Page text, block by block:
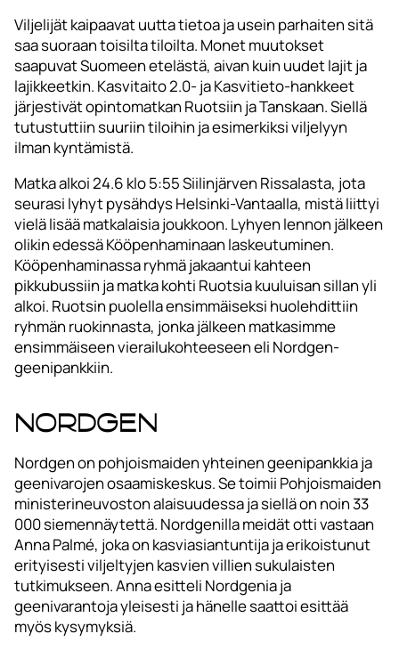
Viljelijät kaipaavat uutta tietoa ja usein parhaiten sitä
saa suoraan toisilta tiloilta. Monet muutokset
saapuvat Suomeen etelästä, aivan kuin uudet lajit ja
lajikkeetkin. Kasvitaito 2.0- ja Kasvitieto-hankkeet
järjestivät opintomatkan Ruotsiin ja Tanskaan. Siellä
tutustuttiin suuriin tiloihin ja esimerkiksi viljelyyn
ilman kyntämistä.
Matka alkoi 24.6 klo 5:55 Siilinjärven Rissalasta, jota
seurasi lyhyt pysähdys Helsinki-Vantaalla, mistä liittyi
vielä lisää matkalaisia joukkoon. Lyhyen lennon jälkeen
olikin edessä Kööpenhaminaan laskeutuminen.
Kööpenhaminassa ryhmä jakaantui kahteen
pikkubussiin ja matka kohti Ruotsia kuuluisan sillan yli
alkoi. Ruotsin puolella ensimmäiseksi huolehdittiin
ryhmän ruokinnasta, jonka jälkeen matkasimme
ensimmäiseen vierailukohteeseen eli Nordgen-
geenipankkiin.
Nordgen
Nordgen on pohjoismaiden yhteinen geenipankkia ja
geenivarojen osaamiskeskus. Se toimii Pohjoismaiden
ministerineuvoston alaisuudessa ja siellä on noin 33
000 siemennäytettä. Nordgenilla meidät otti vastaan
Anna Palmé, joka on kasviasiantuntija ja erikoistunut
erityisesti viljeltyjen kasvien villien sukulaisten
tutkimukseen. Anna esitteli Nordgenia ja
geenivarantoja yleisesti ja hänelle saattoi esittää
myös kysymyksiä.